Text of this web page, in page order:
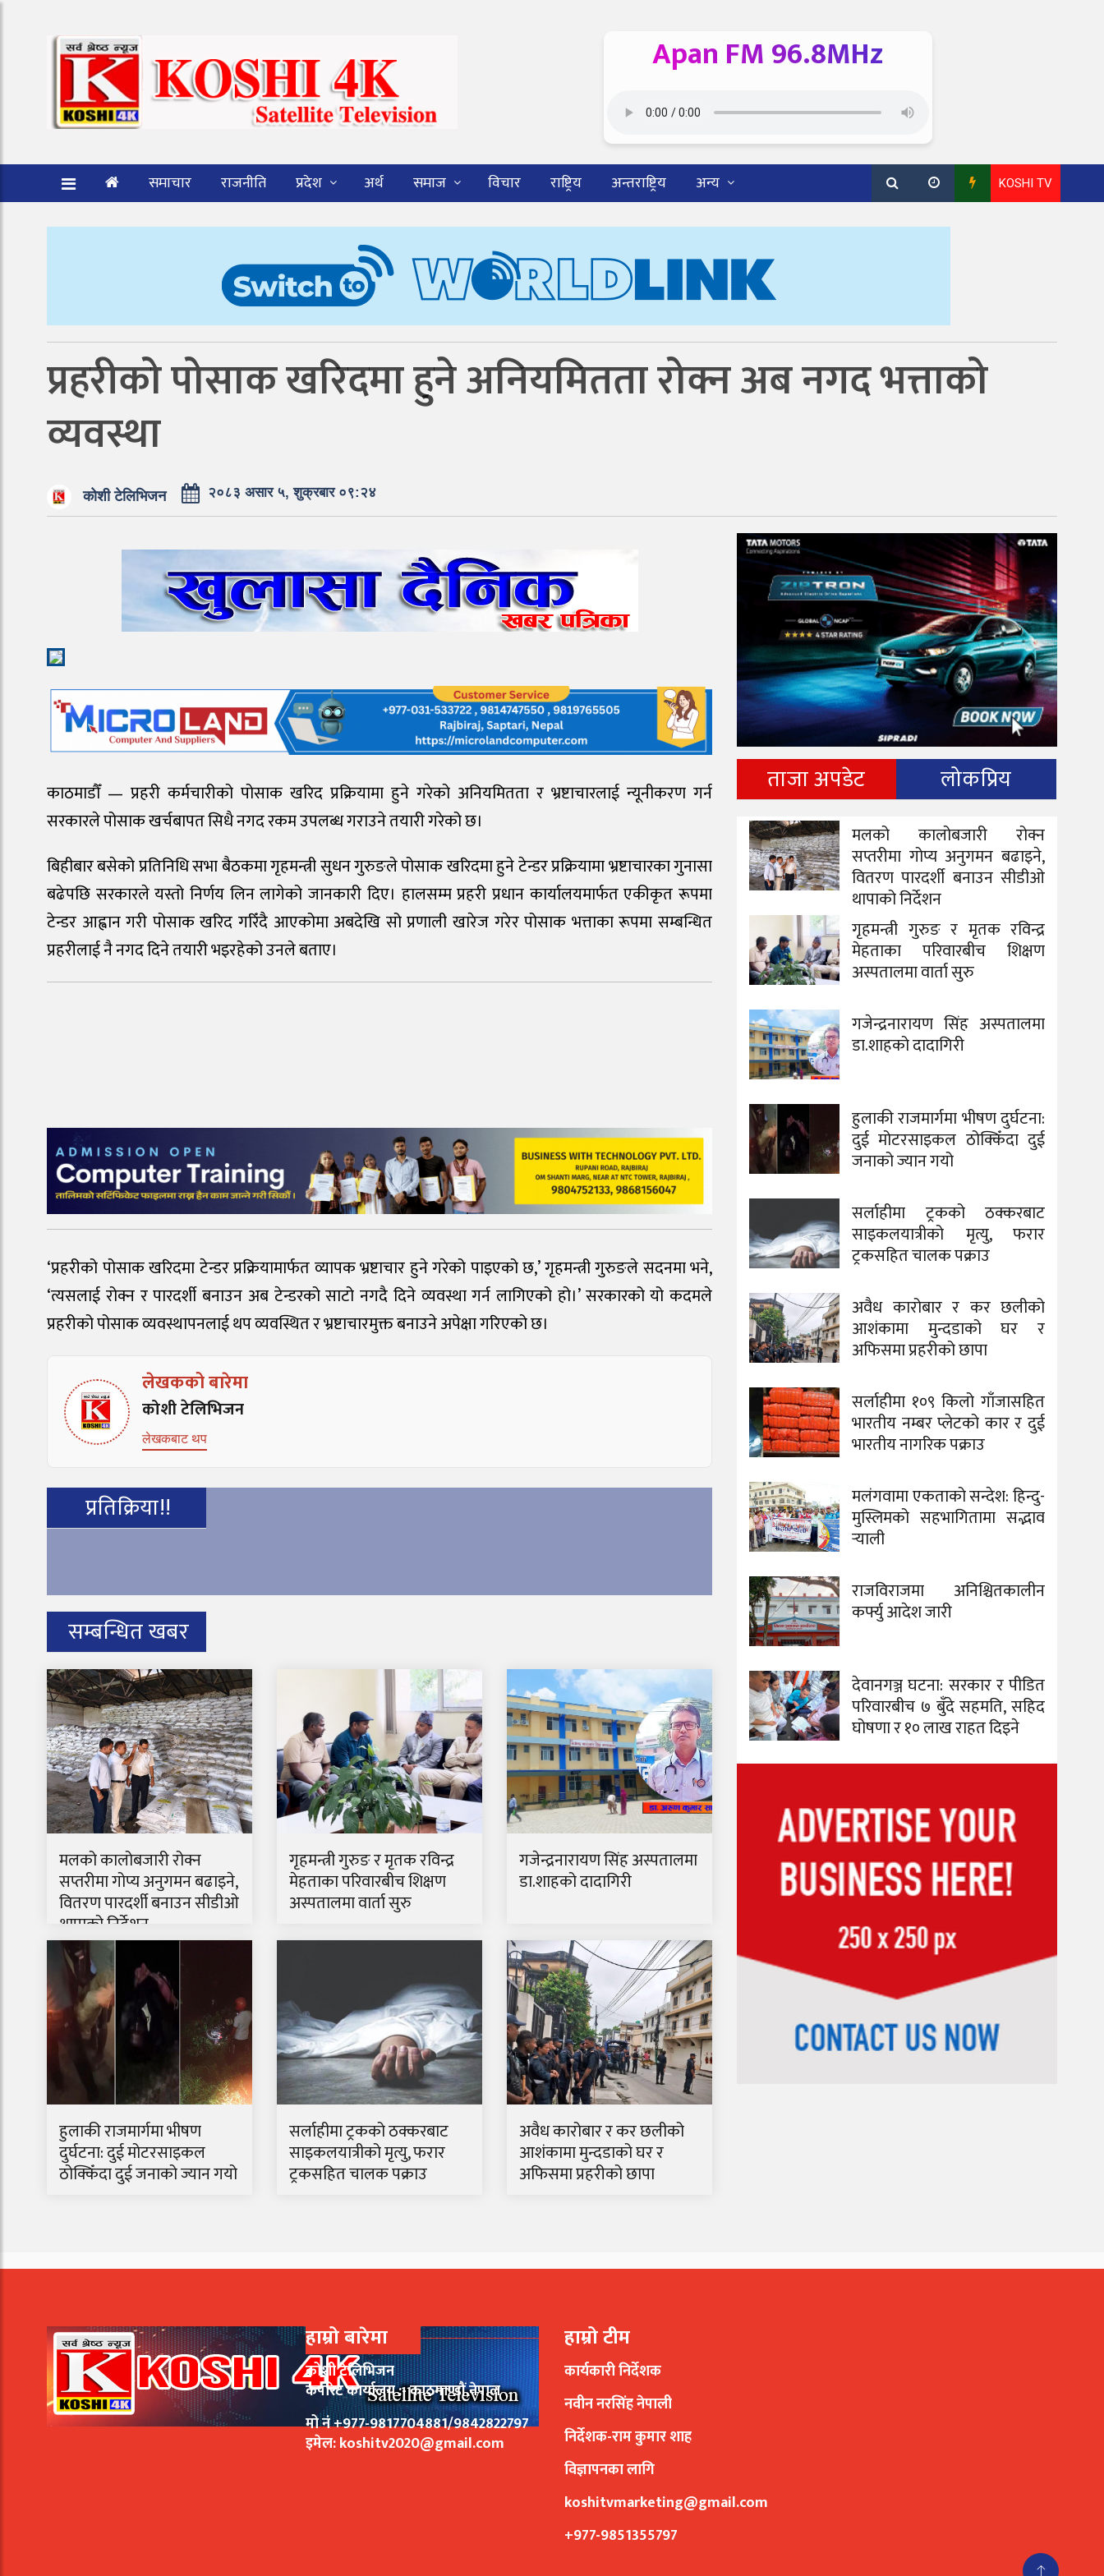
Apan FM 96.8MHz
समाचार राजनीति प्रदेश अर्थ समाज विचार राष्ट्रिय अन्तराष्ट्रिय अन्य KOSHI TV
प्रहरीको पोसाक खरिदमा हुने अनियमितता रोक्न अब नगद भत्ताको
व्यवस्था
कोशी टेलिभिजन २०८३ असार ५, शुक्रबार ०९:२४
काठमाडौँ — प्रहरी कर्मचारीको पोसाक खरिद प्रक्रियामा हुने गरेको अनियमितता र भ्रष्टाचारलाई न्यूनीकरण गर्न
सरकारले पोसाक खर्चबापत सिधै नगद रकम उपलब्ध गराउने तयारी गरेको छ।
बिहीबार बसेको प्रतिनिधि सभा बैठकमा गृहमन्त्री सुधन गुरुङले पोसाक खरिदमा हुने टेन्डर प्रक्रियामा भ्रष्टाचारका गुनासा
बढेपछि सरकारले यस्तो निर्णय लिन लागेको जानकारी दिए। हालसम्म प्रहरी प्रधान कार्यालयमार्फत एकीकृत रूपमा
टेन्डर आह्वान गरी पोसाक खरिद गरिँदै आएकोमा अबदेखि सो प्रणाली खारेज गरेर पोसाक भत्ताका रूपमा सम्बन्धित
प्रहरीलाई नै नगद दिने तयारी भइरहेको उनले बताए।
‘प्रहरीको पोसाक खरिदमा टेन्डर प्रक्रियामार्फत व्यापक भ्रष्टाचार हुने गरेको पाइएको छ,’ गृहमन्त्री गुरुङले सदनमा भने,
‘त्यसलाई रोक्न र पारदर्शी बनाउन अब टेन्डरको साटो नगदै दिने व्यवस्था गर्न लागिएको हो।’ सरकारको यो कदमले
प्रहरीको पोसाक व्यवस्थापनलाई थप व्यवस्थित र भ्रष्टाचारमुक्त बनाउने अपेक्षा गरिएको छ।
लेखकको बारेमा
कोशी टेलिभिजन
लेखकबाट थप
प्रतिक्रिया!!
सम्बन्धित खबर
मलको कालोबजारी रोक्न
सप्तरीमा गोप्य अनुगमन बढाइने,
वितरण पारदर्शी बनाउन सीडीओ
थापाको निर्देशन
गृहमन्त्री गुरुङ र मृतक रविन्द्र
मेहताका परिवारबीच शिक्षण
अस्पतालमा वार्ता सुरु
गजेन्द्रनारायण सिंह अस्पतालमा
डा.शाहको दादागिरी
हुलाकी राजमार्गमा भीषण
दुर्घटना: दुई मोटरसाइकल
ठोक्किँदा दुई जनाको ज्यान गयो
सर्लाहीमा ट्रकको ठक्करबाट
साइकलयात्रीको मृत्यु, फरार
ट्रकसहित चालक पक्राउ
अवैध कारोबार र कर छलीको
आशंकामा मुन्दडाको घर र
अफिसमा प्रहरीको छापा
ताजा अपडेट लोकप्रिय
मलको कालोबजारी रोक्न
सप्तरीमा गोप्य अनुगमन बढाइने,
वितरण पारदर्शी बनाउन सीडीओ
थापाको निर्देशन
गृहमन्त्री गुरुङ र मृतक रविन्द्र
मेहताका परिवारबीच शिक्षण
अस्पतालमा वार्ता सुरु
गजेन्द्रनारायण सिंह अस्पतालमा
डा.शाहको दादागिरी
हुलाकी राजमार्गमा भीषण दुर्घटना:
दुई मोटरसाइकल ठोक्किँदा दुई
जनाको ज्यान गयो
सर्लाहीमा ट्रकको ठक्करबाट
साइकलयात्रीको मृत्यु, फरार
ट्रकसहित चालक पक्राउ
अवैध कारोबार र कर छलीको
आशंकामा मुन्दडाको घर र
अफिसमा प्रहरीको छापा
सर्लाहीमा १०९ किलो गाँजासहित
भारतीय नम्बर प्लेटको कार र दुई
भारतीय नागरिक पक्राउ
मलंगवामा एकताको सन्देश: हिन्दु-
मुस्लिमको सहभागितामा सद्भाव
र्‍याली
राजविराजमा अनिश्चितकालीन
कर्फ्यु आदेश जारी
देवानगञ्ज घटना: सरकार र पीडित
परिवारबीच ७ बुँदे सहमति, सहिद
घोषणा र १० लाख राहत दिइने
हाम्रो बारेमा
कोशी टेलिभिजन
कर्पोरेट कार्यालय :- काठमाण्डौं,नेपाल
मो नं +977-9817704881/9842822797
इमेल:koshitv2020@gmail.com
हाम्रो टीम
कार्यकारी निर्देशक
नवीन नरसिंह नेपाली
निर्देशक-राम कुमार शाह
विज्ञापनका लागि
koshitvmarketing@gmail.com
+977-9851355797